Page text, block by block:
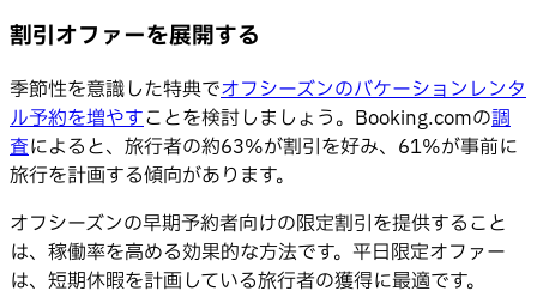
割引オファーを展開する
季節性を意識した特典でオフシーズンのバケーションレンタ
ル予約を増やすことを検討しましょう。Booking.comの調
査によると、旅行者の約63%が割引を好み、61%が事前に
旅行を計画する傾向があります。
オフシーズンの早期予約者向けの限定割引を提供すること
は、稼働率を高める効果的な方法です。平日限定オファー
は、短期休暇を計画している旅行者の獲得に最適です。